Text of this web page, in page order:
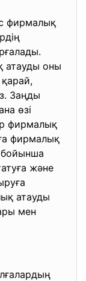
фирмалық
атауды оны
қарай,
Заңды
өзі
фирмалық
фирмалық
бойынша
және
атауды
мен